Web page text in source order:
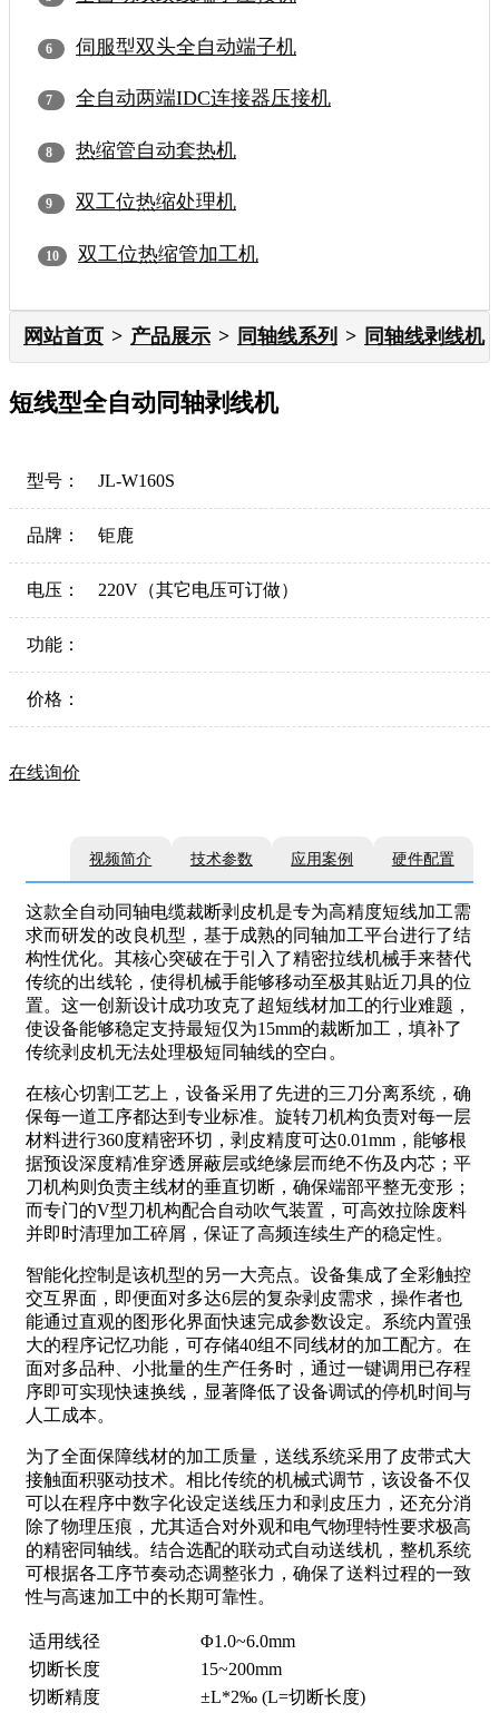
伺服型双头全自动端子机
全自动两端IDC连接器压接机
热缩管自动套热机
双工位热缩处理机
双工位热缩管加工机
网站首页 产品展示 同轴线系列 同轴线剥线机
短线型全自动同轴剥线机
型号： JL-W160S
品牌： 钜鹿
电压： 220V（其它电压可订做）
功能：
价格：
在线询价
视频简介 技术参数 应用案例 硬件配置
这款全自动同轴电缆裁断剥皮机是专为高精度短线加工需
求而研发的改良机型，基于成熟的同轴加工平台进行了结
构性优化。其核心突破在于引入了精密拉线机械手来替代
传统的出线轮，使得机械手能够移动至极其贴近刀具的位
置。这一创新设计成功攻克了超短线材加工的行业难题，
使设备能够稳定支持最短仅为15mm的裁断加工，填补了
传统剥皮机无法处理极短同轴线的空白。
在核心切割工艺上，设备采用了先进的三刀分离系统，确
保每一道工序都达到专业标准。旋转刀机构负责对每一层
材料进行360度精密环切，剥皮精度可达0.01mm，能够根
据预设深度精准穿透屏蔽层或绝缘层而绝不伤及内芯；平
刀机构则负责主线材的垂直切断，确保端部平整无变形；
而专门的V型刀机构配合自动吹气装置，可高效拉除废料
并即时清理加工碎屑，保证了高频连续生产的稳定性。
智能化控制是该机型的另一大亮点。设备集成了全彩触控
交互界面，即便面对多达6层的复杂剥皮需求，操作者也
能通过直观的图形化界面快速完成参数设定。系统内置强
大的程序记忆功能，可存储40组不同线材的加工配方。在
面对多品种、小批量的生产任务时，通过一键调用已存程
序即可实现快速换线，显著降低了设备调试的停机时间与
人工成本。
为了全面保障线材的加工质量，送线系统采用了皮带式大
接触面积驱动技术。相比传统的机械式调节，该设备不仅
可以在程序中数字化设定送线压力和剥皮压力，还充分消
除了物理压痕，尤其适合对外观和电气物理特性要求极高
的精密同轴线。结合选配的联动式自动送线机，整机系统
可根据各工序节奏动态调整张力，确保了送料过程的一致
性与高速加工中的长期可靠性。
适用线径
Φ1.0~6.0mm
切断长度
15~200mm
切断精度
±L*2‰ (L=切断长度)